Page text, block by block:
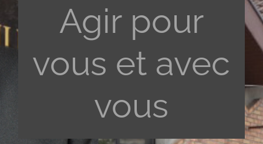
Agir pour
vous et avec
vous